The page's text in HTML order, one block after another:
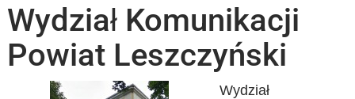
Wydział Komunikacji
Powiat Leszczyński
Wydział